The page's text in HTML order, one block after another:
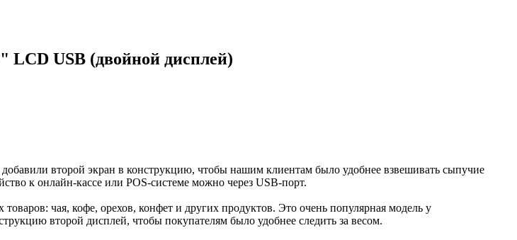
LCD USB (двойной дисплей)
второй экран в конструкцию, чтобы нашим клиентам было удобнее взвешивать сыпучие
к онлайн-кассе или POS-системе можно через USB-порт.
чая, кофе, орехов, конфет и других продуктов. Это очень популярная модель у
второй дисплей, чтобы покупателям было удобнее следить за весом.